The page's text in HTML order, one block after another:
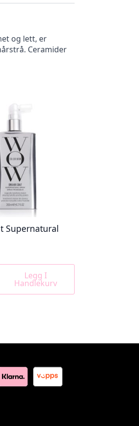
og lett, er
Ceramider
Supernatural
Legg I
Handlekurv